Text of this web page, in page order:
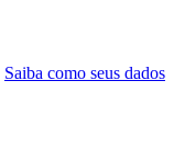
Saiba como seus dados